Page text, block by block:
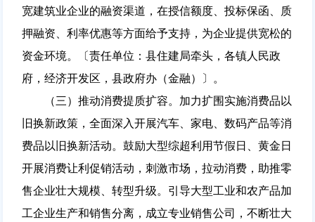
宽建筑业企业的融资渠道，在授信额度、投标保函、质
押融资、利率优惠等方面给予支持，为企业提供宽松的
资金环境。〔责任单位：县住建局牵头，各镇人民政
府，经济开发区，县政府办（金融）〕。
（三）推动消费提质扩容。加力扩围实施消费品以
旧换新政策，全面深入开展汽车、家电、数码产品等消
费品以旧换新活动。鼓励大型综超利用节假日、黄金日
开展消费让利促销活动，刺激市场，拉动消费，助推零
售企业壮大规模、转型升级。引导大型工业和农产品加
工企业生产和销售分离，成立专业销售公司，不断壮大